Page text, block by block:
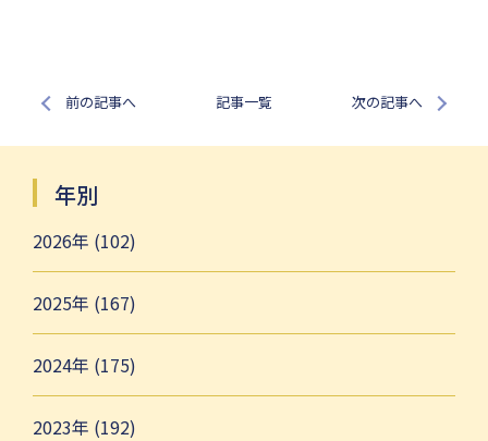
前の記事へ 記事一覧 次の記事へ
年別
2026年 (102)
2025年 (167)
2024年 (175)
2023年 (192)